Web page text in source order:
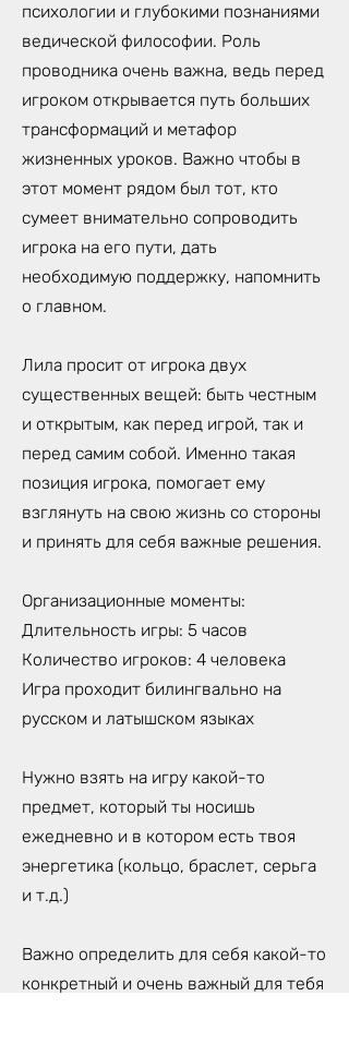
психологии и глубокими познаниями
ведической философии. Роль
проводника очень важна, ведь перед
игроком открывается путь больших
трансформаций и метафор
жизненных уроков. Важно чтобы в
этот момент рядом был тот, кто
сумеет внимательно сопроводить
игрока на его пути, дать
необходимую поддержку, напомнить
о главном.
Лила просит от игрока двух
существенных вещей: быть честным
и открытым, как перед игрой, так и
перед самим собой. Именно такая
позиция игрока, помогает ему
взглянуть на свою жизнь со стороны
и принять для себя важные решения.
Организационные моменты:
Длительность игры: 5 часов
Количество игроков: 4 человека
Игра проходит билингвально на
русском и латышском языках
Нужно взять на игру какой-то
предмет, который ты носишь
ежедневно и в котором есть твоя
энергетика (кольцо, браслет, серьга
и т.д.)
Важно определить для себя какой-то
конкретный и очень важный для тебя